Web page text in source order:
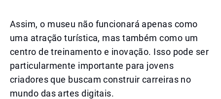
Assim, o museu não funcionará apenas como
uma atração turística, mas também como um
centro de treinamento e inovação. Isso pode ser
particularmente importante para jovens
criadores que buscam construir carreiras no
mundo das artes digitais.